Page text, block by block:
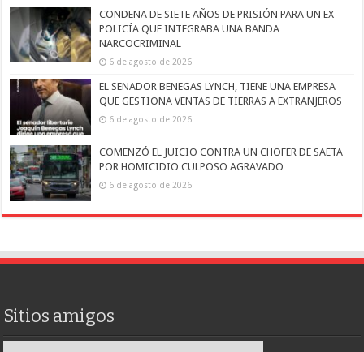
CONDENA DE SIETE AÑOS DE PRISIÓN PARA UN EX
POLICÍA QUE INTEGRABA UNA BANDA
NARCOCRIMINAL
6 de agosto de 2026
EL SENADOR BENEGAS LYNCH, TIENE UNA EMPRESA
QUE GESTIONA VENTAS DE TIERRAS A EXTRANJEROS
6 de agosto de 2026
COMENZÓ EL JUICIO CONTRA UN CHOFER DE SAETA
POR HOMICIDIO CULPOSO AGRAVADO
6 de agosto de 2026
Sitios amigos